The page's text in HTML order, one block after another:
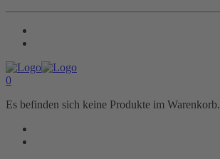
0
Es befinden sich keine Produkte im Warenkorb.